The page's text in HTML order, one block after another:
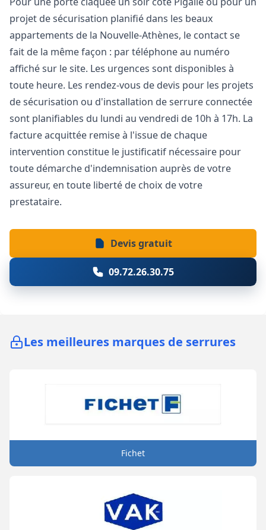
projet de sécurisation planifié dans les beaux
appartements de la Nouvelle-Athènes, le contact se
fait de la même façon : par téléphone au numéro
affiché sur le site. Les urgences sont disponibles à
toute heure. Les rendez-vous de devis pour les projets
de sécurisation ou d'installation de serrure connectée
sont planifiables du lundi au vendredi de 10h à 17h. La
facture acquittée remise à l'issue de chaque
intervention constitue le justificatif nécessaire pour
toute démarche d'indemnisation auprès de votre
assureur, en toute liberté de choix de votre
prestataire.
Devis gratuit
09.72.26.30.75
Les meilleures marques de serrures
Fichet